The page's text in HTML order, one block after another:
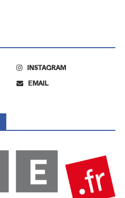
INSTAGRAM
EMAIL